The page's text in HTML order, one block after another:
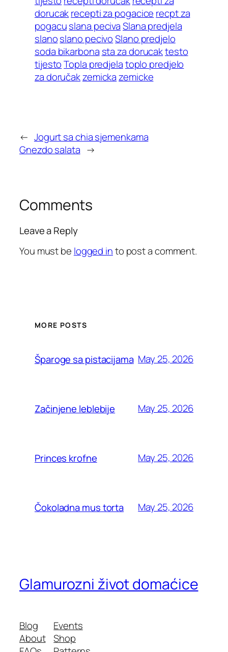
dorucakrecepti za pogacice recpt za
pogacuslana pecivaSlana predjela
slanoslano pecivoSlano predjelo
soda bikarbona sta za dorucaktesto
tijesto Topla predjelatoplo predjelo
za doručakzemickazemicke
← Jogurt sa chia sjemenkama
Gnezdo salata →
Comments
Leave a Reply
You must be logged into post a comment.
MORE POSTS
Šparoge sa pistacijama May 25, 2026
Začinjene leblebije May 25, 2026
Princes krofne May 25, 2026
Čokoladna mus torta May 25, 2026
Glamurozni život domaćice
Blog
About
Events
Shop